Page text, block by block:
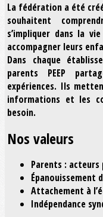
La fédération a été
souhaitent
s’impliquer dans la
accompagner leurs
Dans chaque
parents PEEP
expériences. Ils
informations et les
besoin.
Nos valeurs
Parents : acteurs
Épanouissement
Attachement à
Indépendance